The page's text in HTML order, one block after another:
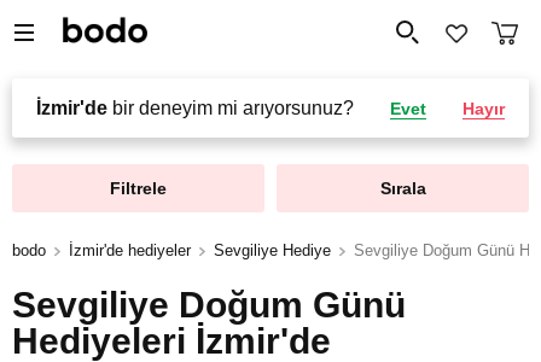
İzmir'de bir deneyim mi arıyorsunuz? Evet Hayır
Filtrele Sırala
bodo İzmir'de hediyeler Sevgiliye Hediye Sevgiliye Doğum Günü
Sevgiliye Doğum Günü
Hediyeleri İzmir'de